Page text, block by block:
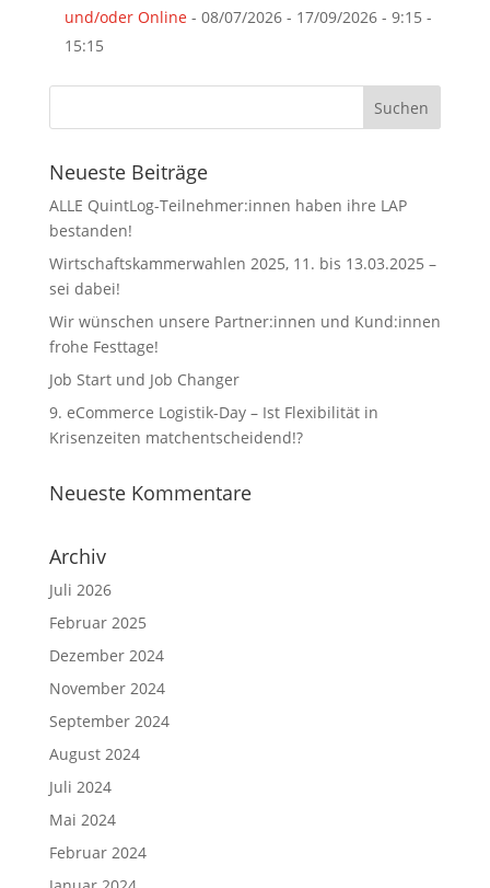
und/oder Online- 08/07/2026 - 17/09/2026 - 9:15 -
15:15
Neueste Beiträge
ALLE QuintLog-Teilnehmer:innen haben ihre LAP
bestanden!
Wirtschaftskammerwahlen 2025, 11. bis 13.03.2025 –
sei dabei!
Wir wünschen unsere Partner:innen und Kund:innen
frohe Festtage!
Job Start und Job Changer
9. eCommerce Logistik-Day – Ist Flexibilität in
Krisenzeiten matchentscheidend!?
Neueste Kommentare
Archiv
Juli 2026
Februar 2025
Dezember 2024
November 2024
September 2024
August 2024
Juli 2024
Mai 2024
Februar 2024